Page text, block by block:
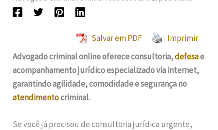
Salvar em PDF
Imprimir
Advogado criminal online oferece consultoria,defesae
acompanhamento jurídico especializado via internet,
garantindo agilidade, comodidade e segurança no
atendimentocriminal.
Se você já precisou de consultoria jurídica urgente,